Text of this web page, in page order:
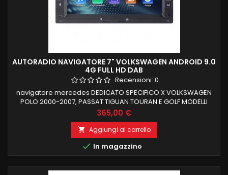
AUTORADIO NAVIGATORE 7" VOLKSWAGEN ANDROID 9.0
4G FULL HD DAB
Recensioni: 0
navigatore mercedes DEDICATO SPECIFICO X VOLKSWAGEN
POLO 2000-2007, PASSAT TIGUAN TOURAN E GOLF MODELLI
VECCHI (RETTANGOLARI) android 9 , il top in commercio 2 GB
RAM 32 GB ROM FUNZIONE MIRRORLINK COMPATIBILE MODULO
DAB+WIFI INTEGRATO BLUETOOTH INTEGRATO ingresso
camera e aux
Prezzo
365,00 €
 Aggiungi al carrello
 In magazzino